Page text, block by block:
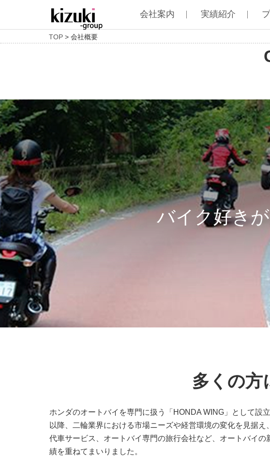
会社案内 実績紹介
TOP> 会社概要
バイク好き
多くの方
ホンダのオートバイを専門に扱う「HONDA WING」として設立
以降、二輪業界における市場ニーズや経営環境の変化を見据
代車サービス、オートバイ専門の旅行会社など、オートバイ
績を重ねてまいりました。